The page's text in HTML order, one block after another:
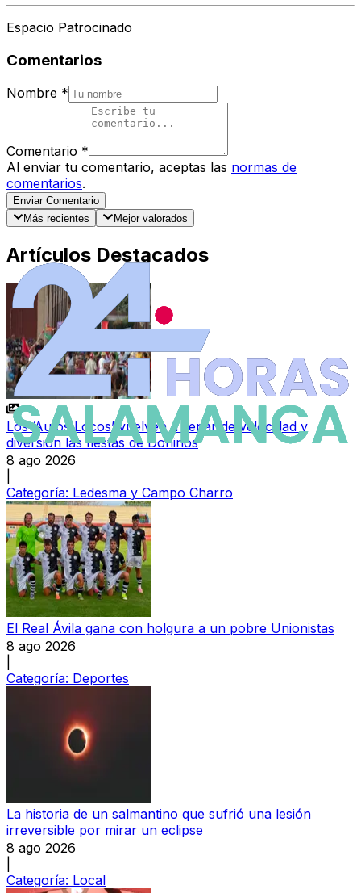
Espacio Patrocinado
Comentarios
Nombre *
Comentario *
Al enviar tu comentario, aceptas las normas de
comentarios.
Enviar Comentario
Más recientes
Mejor valorados
Artículos Destacados
Los ‘Autos Locos’ vuelven a llenar de velocidad y
diversión las fiestas de Doñinos
8 ago 2026
Categoría: Ledesma y Campo Charro
El Real Ávila gana con holgura a un pobre Unionistas
8 ago 2026
Categoría: Deportes
La historia de un salmantino que sufrió una lesión
irreversible por mirar un eclipse
8 ago 2026
Categoría: Local